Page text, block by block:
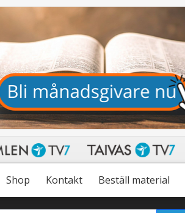
Shop Kontakt Beställ material